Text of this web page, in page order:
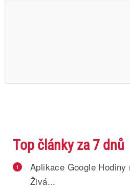
Top články za 7 dnů
1
Aplikace Google Hodiny
Živá...